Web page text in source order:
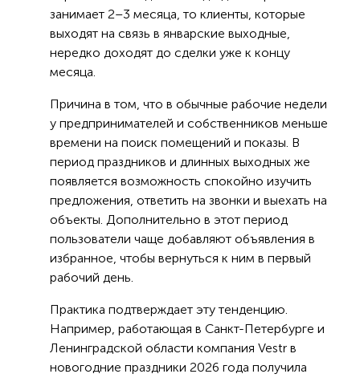
занимает 2–3 месяца, то клиенты, которые
выходят на связь в январские выходные,
нередко доходят до сделки уже к концу
месяца.
Причина в том, что в обычные рабочие недели
у предпринимателей и собственников меньше
времени на поиск помещений и показы. В
период праздников и длинных выходных же
появляется возможность спокойно изучить
предложения, ответить на звонки и выехать на
объекты. Дополнительно в этот период
пользователи чаще добавляют объявления в
избранное, чтобы вернуться к ним в первый
рабочий день.
Практика подтверждает эту тенденцию.
Например, работающая в Санкт-Петербурге и
Ленинградской области компания Vestr в
новогодние праздники 2026 года получила